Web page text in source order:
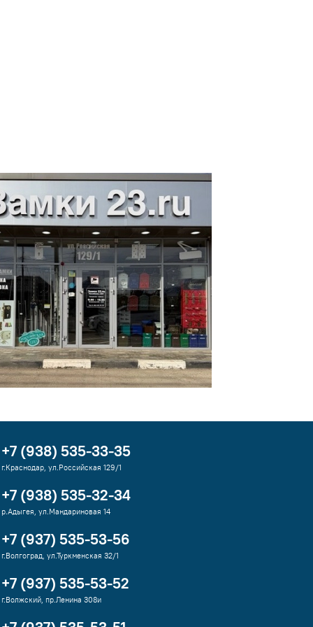
+7 (938) 535-33-35
г.Краснодар, ул.Российская 129/1
+7 (938) 535-32-34
р.Адыгея, ул.Мандариновая 14
+7 (937) 535-53-56
г.Волгоград, ул.Туркменская 32/1
+7 (937) 535-53-52
г.Волжский, пр.Ленина 308и